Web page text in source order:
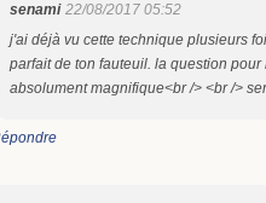
senami 22/08/2017 05:52
j'ai déjà vu cette technique plusieurs
parfait de ton fauteuil. la question
absolument magnifique<br /> <br />